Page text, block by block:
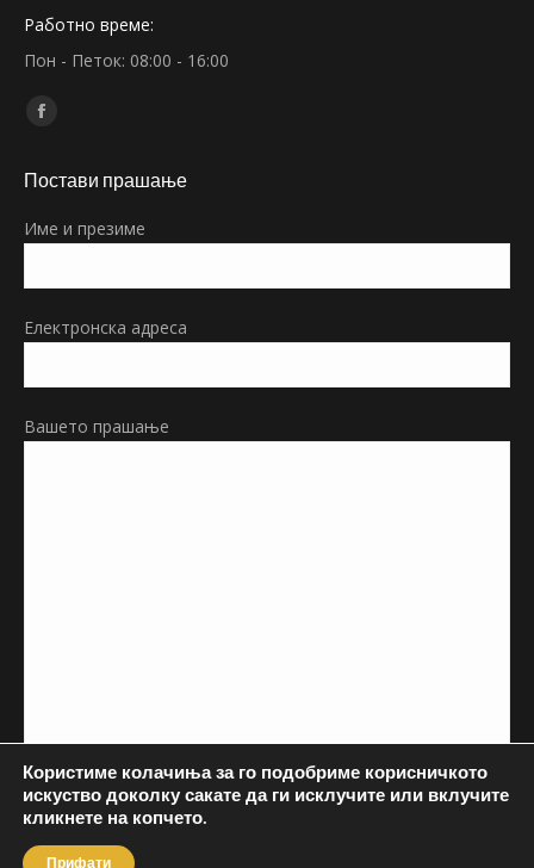
Работно време:
Пон - Петок: 08:00 - 16:00
Find us on:
Facebook
opens
new
Постави прашање
Име и презиме
Електронска адреса
Вашето прашање
Користиме колачиња за го подобриме корисничкото
искуство доколку сакате да ги исклучите или вклучите
кликнете на копчето.
Прифати